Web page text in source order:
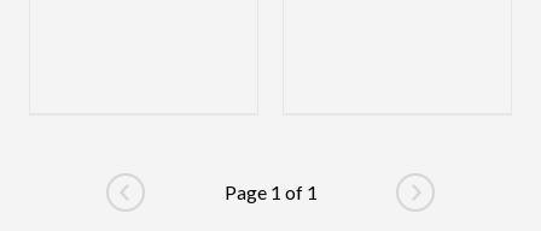
Go to previous page
Page 1 of 1
Go to next